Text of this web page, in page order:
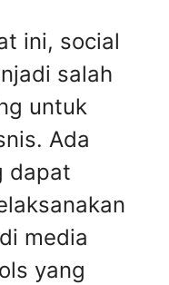
ini, social
salah
untuk
Ada
dapat
media
yang